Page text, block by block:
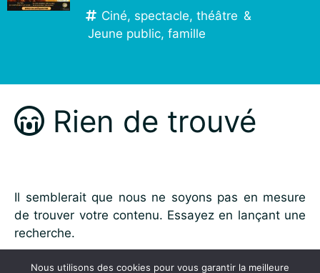
Ciné, spectacle, théâtre &
Jeune public, famille
Rien de trouvé
Il semblerait que nous ne soyons pas en mesure
de trouver votre contenu. Essayez en lançant une
recherche.
Rechercher :
Nous utilisons des cookies pour vous garantir la meilleure